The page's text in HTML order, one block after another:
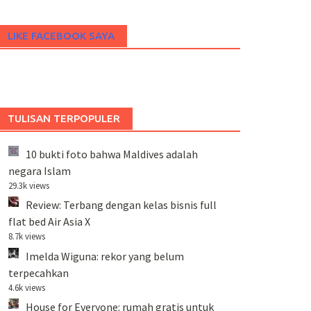
LIKE FACEBOOK SAYA
TULISAN TERPOPULER
10 bukti foto bahwa Maldives adalah
negara Islam
29.3k views
Review: Terbang dengan kelas bisnis full
flat bed Air Asia X
8.7k views
Imelda Wiguna: rekor yang belum
terpecahkan
4.6k views
House for Everyone: rumah gratis untuk